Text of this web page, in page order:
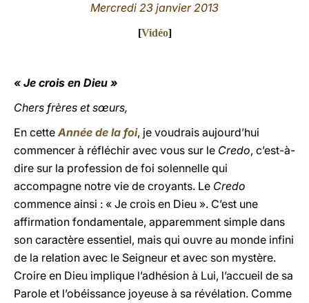
Mercredi 23 janvier 2013
[Vidéo]
« Je crois en Dieu »
Chers frères et sœurs,
En cetteAnnée de la foi, je voudrais aujourd’hui
commencer à réfléchir avec vous sur le Credo, c’est-à-
dire sur la profession de foi solennelle qui
accompagne notre vie de croyants. Le Credo
commence ainsi : « Je crois en Dieu ». C’est une
affirmation fondamentale, apparemment simple dans
son caractère essentiel, mais qui ouvre au monde infini
de la relation avec le Seigneur et avec son mystère.
Croire en Dieu implique l’adhésion à Lui, l’accueil de sa
Parole et l’obéissance joyeuse à sa révélation. Comme